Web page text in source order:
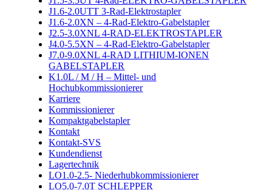
J1.6-2.0UTT 3-Rad-Elektrostapler
J1.6-2.0XN – 4-Rad-Elektro-Gabelstapler
J2.5-3.0XNL 4-RAD-ELEKTROSTAPLER
J4.0-5.5XN – 4-Rad-Elektro-Gabelstapler
J7.0-9.0XNL 4-RAD LITHIUM-IONEN
GABELSTAPLER
K1.0L / M / H – Mittel- und
Hochubkommissionierer
Karriere
Kommissionierer
Kompaktgabelstapler
Kontakt
Kontakt-SVS
Kundendienst
Lagertechnik
LO1.0-2.5- Niederhubkommissionierer
LO5.0-7.0T SCHLEPPER